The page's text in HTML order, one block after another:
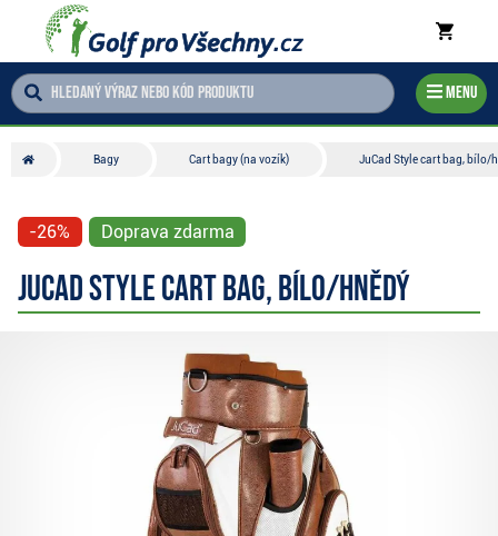
Menu
Bagy Cart bagy (na vozík) JuCad Style cart bag, bílo/
-26% Doprava zdarma
JuCad Style cart bag, bílo/hnědý